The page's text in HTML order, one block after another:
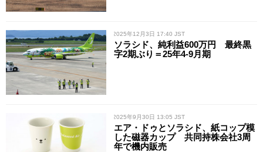
/ 2025年12月3日 17:40 JST
ソラシド、純利益600万円 最終黒
字2期ぶり＝25年4-9月期
/ 2025年9月30日 13:05 JST
エア・ドゥとソラシド、紙コップ模
した磁器カップ 共同持株会社3周
年で機内販売